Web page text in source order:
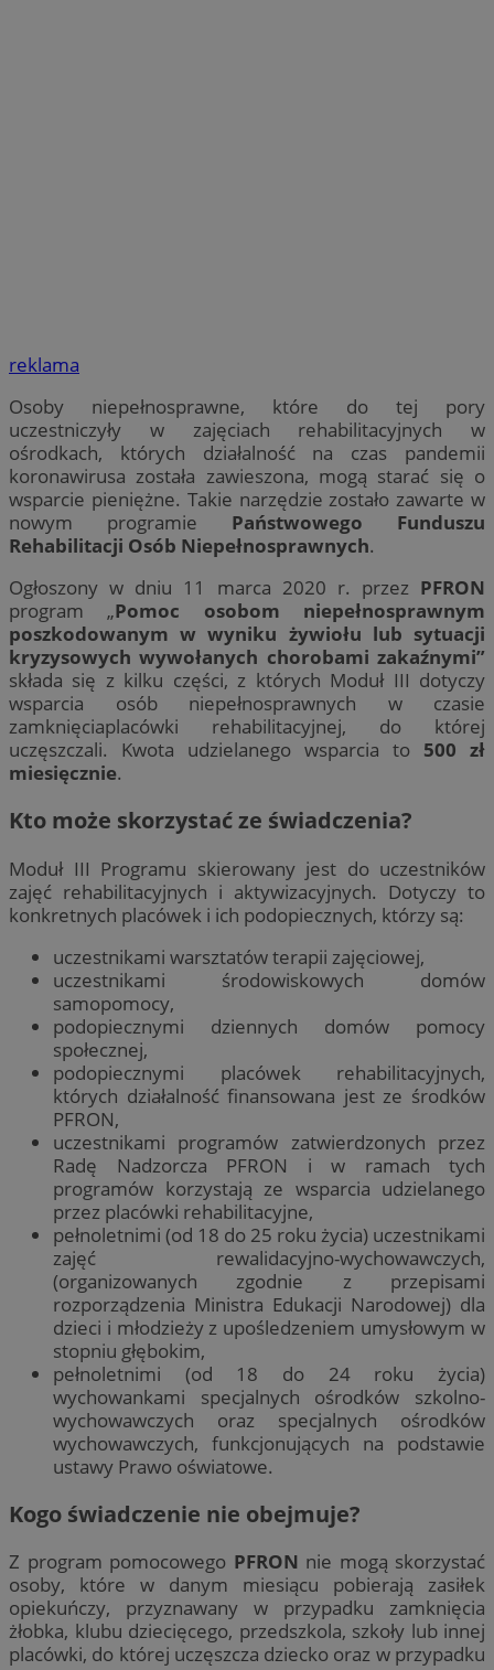
reklama
Osoby niepełnosprawne, które do tej pory
uczestniczyły w zajęciach rehabilitacyjnych w
ośrodkach, których działalność na czas pandemii
koronawirusa została zawieszona, mogą starać się o
wsparcie pieniężne. Takie narzędzie zostało zawarte w
nowym programie
Państwowego Funduszu
Rehabilitacji Osób Niepełnosprawnych.
Ogłoszony w dniu 11 marca 2020 r. przez PFRON
program „Pomoc osobom niepełnosprawnym
poszkodowanym w wyniku żywiołu lub sytuacji
kryzysowych wywołanych chorobami zakaźnymi”
składa się z kilku części, z których Moduł III dotyczy
wsparcia osób niepełnosprawnych w czasie
zamknięciaplacówki rehabilitacyjnej, do której
uczęszczali. Kwota udzielanego wsparcia to 500 zł
miesięcznie.
Kto może skorzystać ze świadczenia?
Moduł III Programu skierowany jest do uczestników
zajęć rehabilitacyjnych i aktywizacyjnych. Dotyczy to
konkretnych placówek i ich podopiecznych, którzy są:
uczestnikami warsztatów terapii zajęciowej,
uczestnikami środowiskowych domów
samopomocy,
podopiecznymi dziennych domów pomocy
społecznej,
podopiecznymi placówek rehabilitacyjnych,
których działalność finansowana jest ze środków
PFRON,
uczestnikami programów zatwierdzonych przez
Radę Nadzorcza PFRON i w ramach tych
programów korzystają ze wsparcia udzielanego
przez placówki rehabilitacyjne,
pełnoletnimi (od 18 do 25 roku życia) uczestnikami
zajęć rewalidacyjno-wychowawczych,
(organizowanych zgodnie z przepisami
rozporządzenia Ministra Edukacji Narodowej) dla
dzieci i młodzieży z upośledzeniem umysłowym w
stopniu głębokim,
pełnoletnimi (od 18 do 24 roku życia)
wychowankami specjalnych ośrodków szkolno-
wychowawczych oraz specjalnych ośrodków
wychowawczych, funkcjonujących na podstawie
ustawy Prawo oświatowe.
Kogo świadczenie nie obejmuje?
Z program pomocowego PFRON nie mogą skorzystać
osoby, które w danym miesiącu pobierają zasiłek
opiekuńczy, przyznawany w przypadku zamknięcia
żłobka, klubu dziecięcego, przedszkola, szkoły lub innej
placówki, do której uczęszcza dziecko oraz w przypadku